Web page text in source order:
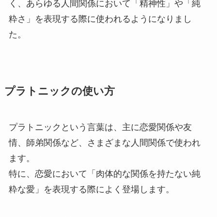
く、あらゆる人間関係において「精神性」や「純
粋さ」を表現する際に使われるようになりまし
た。
プラトニックの使い方
プラトニックという言葉は、主に恋愛関係や友
情、師弟関係など、さまざまな人間関係で使われ
ます。
特に、恋愛において「肉体的な関係を持たない純
粋な愛」を表現する際によく登場します。